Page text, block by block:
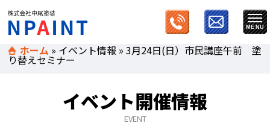
ホーム » イベント情報 »3月24日(日）市民講座午前 塗
り替えセミナー
イベント開催情報
EVENT